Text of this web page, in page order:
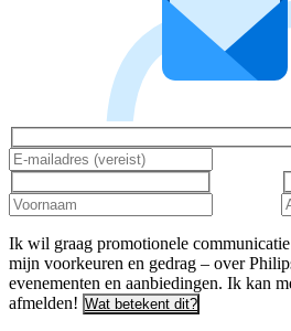
Ik wil graag promotionele
mijn voorkeuren en gedrag – over
evenementen en aanbiedingen. Ik kan
afmelden! Wat betekent dit?